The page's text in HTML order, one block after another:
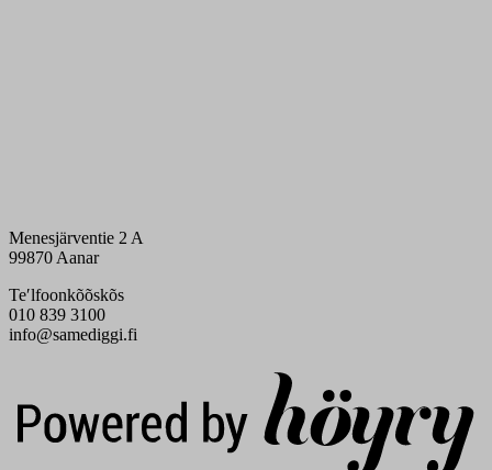
Menesjärventie 2 A
99870 Aanar
Teʹlfoonkõõskõs
010 839 3100
info@samediggi.fi